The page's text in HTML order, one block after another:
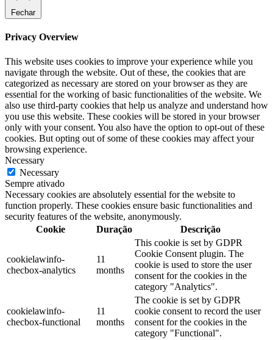
Fechar
Privacy Overview
This website uses cookies to improve your experience while you
navigate through the website. Out of these, the cookies that are
categorized as necessary are stored on your browser as they are
essential for the working of basic functionalities of the website. We
also use third-party cookies that help us analyze and understand how
you use this website. These cookies will be stored in your browser
only with your consent. You also have the option to opt-out of these
cookies. But opting out of some of these cookies may affect your
browsing experience.
Necessary
Necessary
Sempre ativado
Necessary cookies are absolutely essential for the website to
function properly. These cookies ensure basic functionalities and
security features of the website, anonymously.
Cookie
Duração Descrição
cookielawinfo-
checbox-analytics
11
months
This cookie is set by GDPR
Cookie Consent plugin. The
cookie is used to store the user
consent for the cookies in the
category "Analytics".
cookielawinfo-
checbox-functional
11
months
The cookie is set by GDPR
cookie consent to record the user
consent for the cookies in the
category "Functional".